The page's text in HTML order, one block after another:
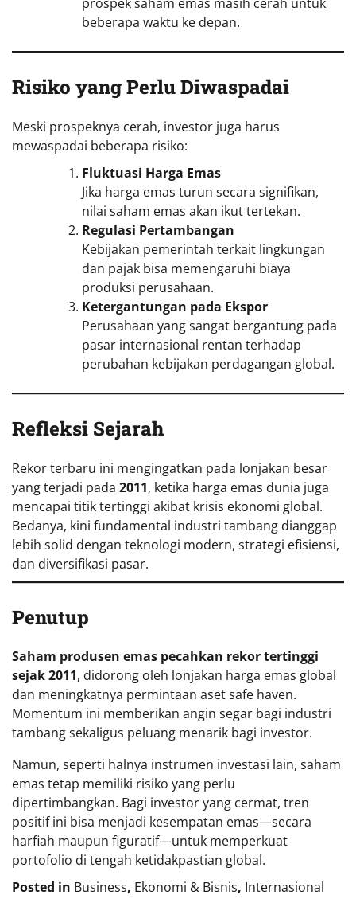
beberapa waktu ke depan.
Risiko yang Perlu Diwaspadai
Meski prospeknya cerah, investor juga harus
mewaspadai beberapa risiko:
Fluktuasi Harga Emas
Jika harga emas turun secara signifikan,
nilai saham emas akan ikut tertekan.
Regulasi Pertambangan
Kebijakan pemerintah terkait lingkungan
dan pajak bisa memengaruhi biaya
produksi perusahaan.
Ketergantungan pada Ekspor
Perusahaan yang sangat bergantung pada
pasar internasional rentan terhadap
perubahan kebijakan perdagangan global.
Refleksi Sejarah
Rekor terbaru ini mengingatkan pada lonjakan besar
yang terjadi pada 2011, ketika harga emas dunia juga
mencapai titik tertinggi akibat krisis ekonomi global.
Bedanya, kini fundamental industri tambang dianggap
lebih solid dengan teknologi modern, strategi efisiensi,
dan diversifikasi pasar.
Penutup
Saham produsen emas pecahkan rekor tertinggi
sejak 2011, didorong oleh lonjakan harga emas global
dan meningkatnya permintaan aset safe haven.
Momentum ini memberikan angin segar bagi industri
tambang sekaligus peluang menarik bagi investor.
Namun, seperti halnya instrumen investasi lain, saham
emas tetap memiliki risiko yang perlu
dipertimbangkan. Bagi investor yang cermat, tren
positif ini bisa menjadi kesempatan emas—secara
harfiah maupun figuratif—untuk memperkuat
portofolio di tengah ketidakpastian global.
Posted in Business, Ekonomi & Bisnis, Internasional